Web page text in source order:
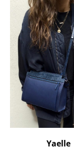
Yaelle